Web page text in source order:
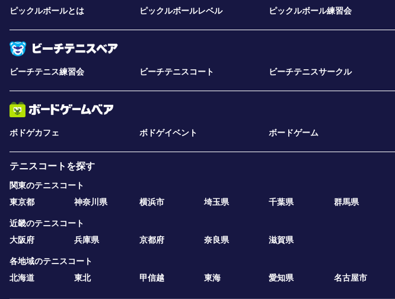
ピックルボールとは ピックルボールレベル ピックルボール練習会
ビーチテニス練習会 ビーチテニスコート ビーチテニスサークル
ボドゲカフェ ボドゲイベント ボードゲーム
テニスコートを探す
関東のテニスコート
東京都
神奈川県 横浜市 埼玉県 千葉県 群馬県
近畿のテニスコート
大阪府
兵庫県 京都府 奈良県 滋賀県
各地域のテニスコート
北海道
東北 甲信越 東海 愛知県 名古屋市